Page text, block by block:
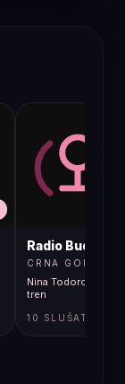
Radio Budva
CRNA GORA
Nina Todorovic -
tren
10 SLUŠATELJA